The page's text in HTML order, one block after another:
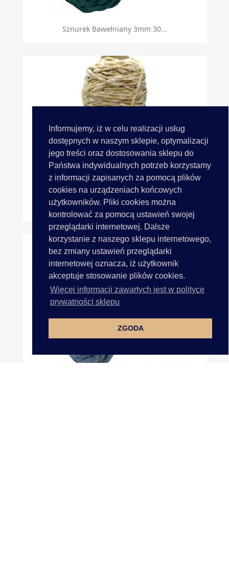
Informujemy, iż w celu realizacji usług
dostępnych w naszym sklepie, optymalizacji
jego treści oraz dostosowania sklepu do
Państwa indywidualnych potrzeb korzystamy
z informacji zapisanych za pomocą plików
cookies na urządzeniach końcowych
użytkowników. Pliki cookies można
kontrolować za pomocą ustawień swojej
przeglądarki internetowej. Dalsze
korzystanie z naszego sklepu internetowego,
bez zmiany ustawień przeglądarki
internetowej oznacza, iż użytkownik
akceptuje stosowanie plików cookies.
Więcej informacji zawartych jest w polityce
prywatności sklepu
ZGODA
Sznurek Bawełniany 3mm 30...
HOME COTTAGE 202 YELLOW...